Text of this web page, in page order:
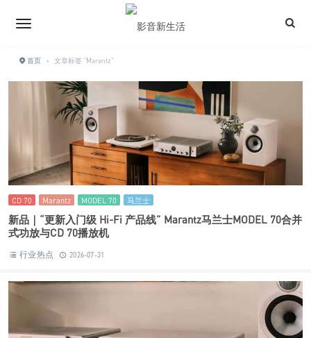
首页 › 文章标签 "Marantz"
CD 70 Marantz MODEL 70 马兰士
新品｜“更新入门级 Hi-Fi 产品线” Marantz马兰士MODEL 70合并
式功放与CD 70播放机
行业热点 2026-07-31